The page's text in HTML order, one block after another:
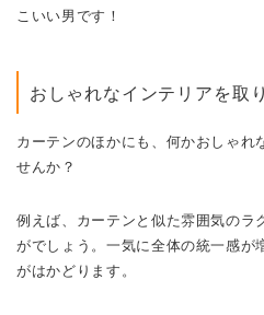
こいい男です！
おしゃれなインテリアを取
カーテンのほかにも、何かおしゃれ
せんか？
例えば、カーテンと似た雰囲気のラ
がでしょう。一気に全体の統一感が
がはかどります。